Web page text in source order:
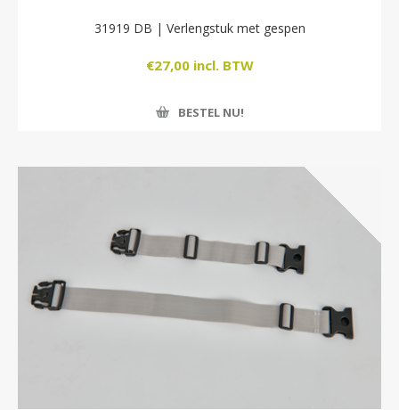
31919 DB | Verlengstuk met gespen
€27,00 incl. BTW
BESTEL NU!